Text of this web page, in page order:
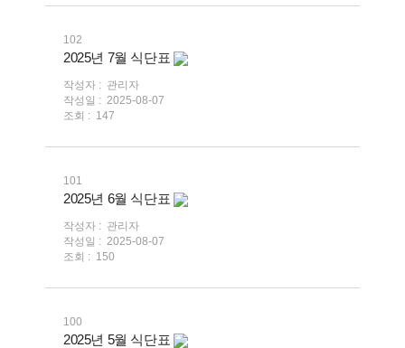
102
2025년 7월 식단표
작성자 : 관리자
작성일 : 2025-08-07
조회 : 147
101
2025년 6월 식단표
작성자 : 관리자
작성일 : 2025-08-07
조회 : 150
100
2025년 5월 식단표